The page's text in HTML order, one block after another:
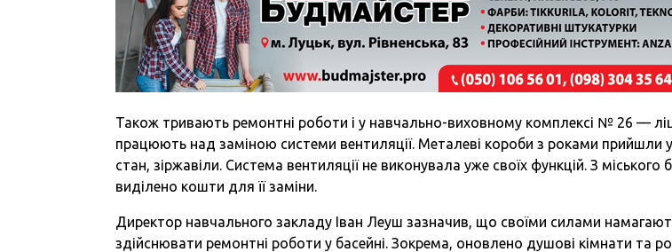
Також тривають ремонтні роботи і у навчально-виховному комплексі № 26 —
працюють над заміною системи вентиляції. Металеві короби з роками прийшли
стан, зіржавіли. Система вентиляції не виконувала уже своїх функцій. З
виділено кошти для її заміни.
Директор навчального закладу Іван Леуш зазначив, що своїми силами
здійснювати ремонтні роботи у басейні. Зокрема, оновлено душові кімнати та